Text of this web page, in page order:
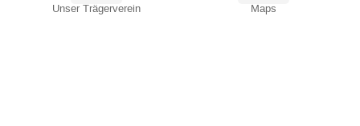
Unser Trägerverein Maps